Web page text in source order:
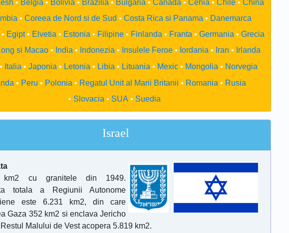
Belgia Bolivia Brazilia Bulgaria Canada Cehia Chile
China
Coreea de Nord si de Sud Costa Rica si Panama
Danemarca
Egipt Elvetia Estonia Filipine Finlanda Franta Germania
Grecia
si Macao
India Indonezia Insulele Feroe Iordania Iran
Irlanda
Italia Japonia Letonia Libia Lituania Mexic Mongolia
Norvegia
Peru Polonia Regatul Unit al Marii Britanii Romania
Rusia
Slovacia
SUA Suedia
Israel
km2 cu granitele din 1949.
totala a Regiunii Autonome
este 6.231 km2, din care
Gaza 352 km2 si enclava Jericho
Malului de Vest acopera 5.819 km2.